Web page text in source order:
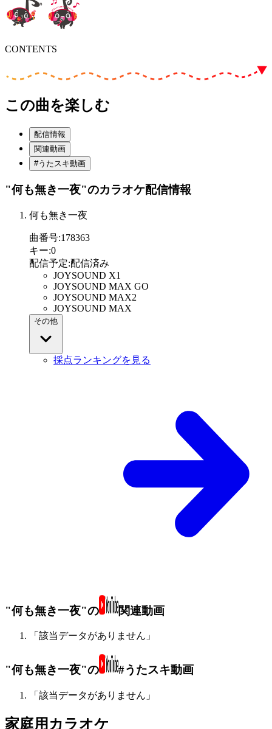
CONTENTS
この曲を楽しむ
配信情報
関連動画
#うたスキ動画
"何も無き一夜"のカラオケ配信情報
何も無き一夜
曲番号:178363
キー:0
配信予定:配信済み
JOYSOUND X1
JOYSOUND MAX GO
JOYSOUND MAX2
JOYSOUND MAX
その他
採点ランキングを見る
"何も無き一夜"の 関連動画
「該当データがありません」
"何も無き一夜"の #うたスキ動画
「該当データがありません」
家庭用カラオケ